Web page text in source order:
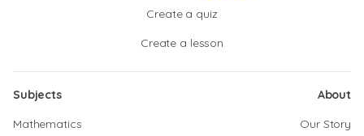
Create a quiz
Create a lesson
Subjects
Mathematics
About
Our Story